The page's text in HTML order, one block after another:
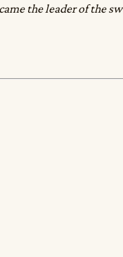
the leader of the